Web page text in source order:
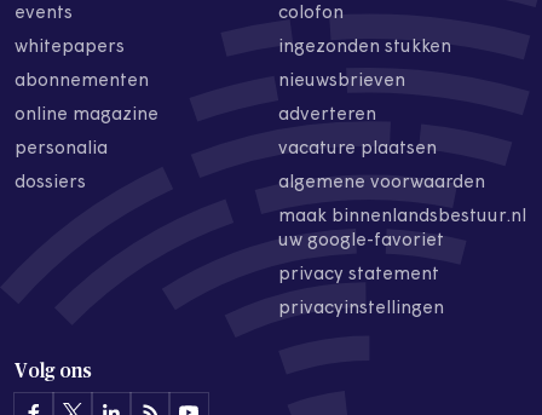
events
whitepapers
abonnementen
online magazine
personalia
dossiers
colofon
ingezonden stukken
nieuwsbrieven
adverteren
vacature plaatsen
algemene voorwaarden
maak binnenlandsbestuur.nl
uw google-favoriet
privacy statement
privacyinstellingen
Volg ons